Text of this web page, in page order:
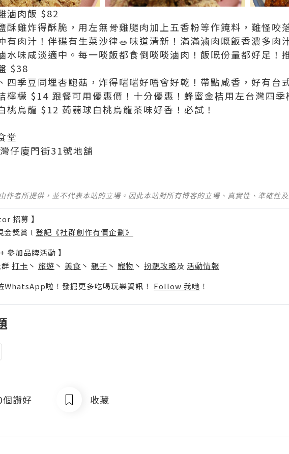
滷肉飯 $82
酥雞炸得酥脆，用左無骨雞腿肉加上五香粉等作餣料，難怪咬
有肉汁！伴碟有生菜沙律🥗味道清新！滿滿滷肉嘅飯香濃多肉
水味咸淡適中。每一啖飯都食倒啖啖滷肉！飯嘅份量都好足！
$38
四季豆同埋杏鮑菇，炸得啱啱好唔會好乾！帶點咸香，好有台
檸檬 $14 跟餐可用優惠價！十分優惠！蜂蜜金桔用左台灣四
桃烏龍 $12 蒟蒻球白桃烏龍茶味好香！必試！
堂
仔廈門街31號地舖
作者所提供，並不代表本站的立場。因此本站對所有博客的立場、真實性、準確性
招募 】
金獎賞 l 登記《社群創作有價企劃》
參加品牌活動 】
打卡 丶 旅遊 丶 美食 丶 親子 丶 寵物 丶 扮靚攻略及 活動情報
WhatsApp啦！發掘更多吃喝玩樂資訊！ Follow 我哋 ！
個讚好 收藏